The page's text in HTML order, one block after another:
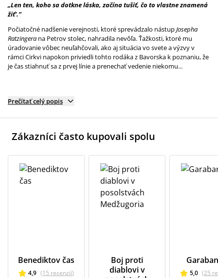
„Len ten, koho sa dotkne láska, začína tušiť, čo to vlastne znamená
žiť’.”
Počiatočné nadšenie verejnosti, ktoré sprevádzalo nástupJosepha
Ratzingera na Petrov stolec, nahradila nevôľa. Ťažkosti, ktoré mu
úradovanie vôbec neuľahčovali, ako aj situácia vo svete a výzvy v
rámci Cirkvi napokon priviedli tohto rodáka z Bavorska k poznaniu, že
je čas stiahnuť sa z prvej línie a prenechať vedenie niekomu...
Prečítať celý popis
Zákazníci často kupovali spolu
Benediktov čas
4,9 (15 recenzií)
Boj proti
diablovi v
5,0 (25